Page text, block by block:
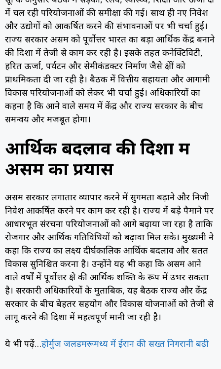
में चल रही परियोजनाओं की समीक्षा की गई। साथ ही नए निवेश
और उद्योगों को आकर्षित करने की संभावनाओं पर भी चर्चा हुई।
राज्य सरकार असम को पूर्वोत्तर भारत का बड़ा आर्थिक केंद्र बनाने
की दिशा में तेजी से काम कर रही है। इसके तहत कनेक्टिविटी,
हरित ऊर्जा, पर्यटन और सेमीकंडक्टर निर्माण जैसे क्षेत्रों को
प्राथमिकता दी जा रही है। बैठक में वित्तीय सहायता और आगामी
विकास परियोजनाओं को लेकर भी चर्चा हुई। अधिकारियों का
कहना है कि आने वाले समय में केंद्र और राज्य सरकार के बीच
समन्वय और मजबूत होगा।
आर्थिक बदलाव की दिशा में
असम का प्रयास
असम सरकार लगातार व्यापार करने में सुगमता बढ़ाने और निजी
निवेश आकर्षित करने पर काम कर रही है। राज्य में बड़े पैमाने पर
आधारभूत संरचना परियोजनाओं को आगे बढ़ाया जा रहा है ताकि
रोजगार और आर्थिक गतिविधियों को बढ़ावा मिल सके। मुख्यमंत्री ने
कहा कि राज्य का लक्ष्य दीर्घकालिक आर्थिक बदलाव और सतत
विकास सुनिश्चित करना है। उन्होंने यह भी कहा कि असम आने
वाले वर्षों में पूर्वोत्तर क्षेत्र की आर्थिक शक्ति के रूप में उभर सकता
है। सरकारी अधिकारियों के मुताबिक, यह बैठक राज्य और केंद्र
सरकार के बीच बेहतर सहयोग और विकास योजनाओं को तेजी से
लागू करने की दिशा में महत्वपूर्ण मानी जा रही है।
ये भी पढ़ें…होर्मुज जलडमरूमध्य में ईरान की सख्त निगरानी बढ़ी